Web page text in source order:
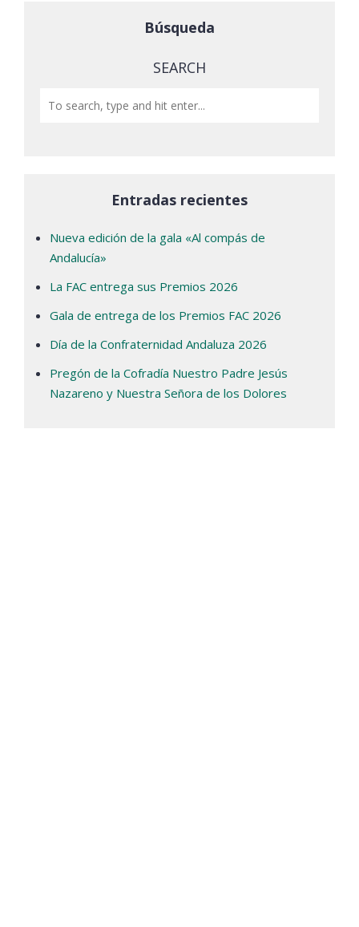
Búsqueda
SEARCH
Entradas recientes
Nueva edición de la gala «Al compás de
Andalucía»
La FAC entrega sus Premios 2026
Gala de entrega de los Premios FAC 2026
Día de la Confraternidad Andaluza 2026
Pregón de la Cofradía Nuestro Padre Jesús
Nazareno y Nuestra Señora de los Dolores